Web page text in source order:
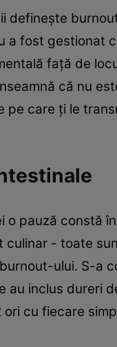
definește
a fost gestionat
față de
că nu
pe care ți le
o pauză constă
- toate
ului. S-a
au inclus dureri
cu fiecare